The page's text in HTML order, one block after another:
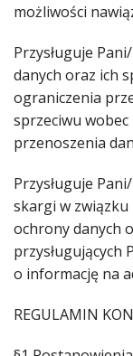
możliwości
Przysługuje
danych oraz ich
ograniczenia
sprzeciwu
przenoszenia
Przysługuje
skargi w związku
ochrony danych
przysługujących
o informację na
REGULAMIN